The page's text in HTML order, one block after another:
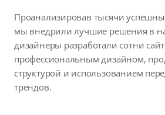
Проанализировав тысячи
мы внедрили лучшие решения в
дизайнеры разработали сотни
профессиональным дизайном,
структурой и использованием
трендов.